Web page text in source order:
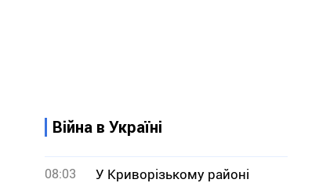
Війна в Україні
08:03
У Криворізькому районі